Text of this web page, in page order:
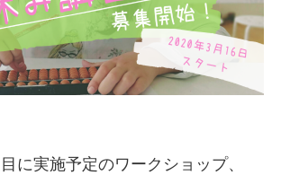
に実施予定のワークショップ、